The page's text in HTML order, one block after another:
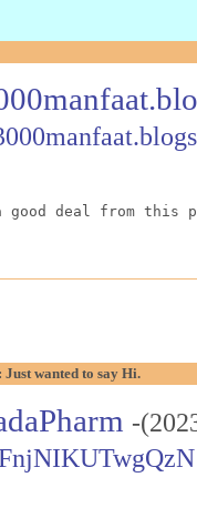
deal from this
Just wanted to say Hi.
-